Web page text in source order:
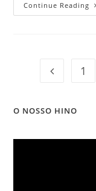
Continue Reading
1
O NOSSO HINO